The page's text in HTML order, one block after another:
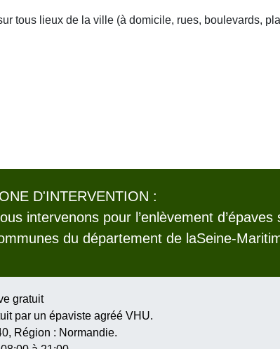
tous lieux de la ville (à domicile, rues, boulevards,
D'INTERVENTION :
intervenons pour l’enlèvement
du département de laSeine-
gratuit
par un épaviste agréé VHU.
, Région : Normandie.